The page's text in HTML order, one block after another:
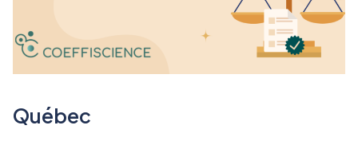
Québec